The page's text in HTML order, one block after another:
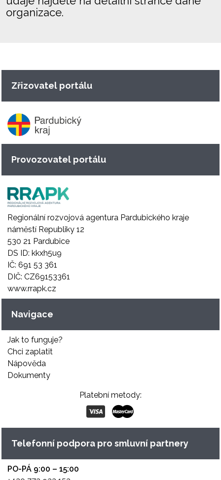
organizace.
Zřizovatel portálu
Provozovatel portálu
Regionální rozvojová agentura Pardubického kraje
náměstí Republiky 12
530 21 Pardubice
DS ID: kkxh5u9
IČ: 691 53 361
DIČ: CZ69153361
www.rrapk.cz
Navigace
Jak to funguje?
Chci zaplatit
Nápověda
Dokumenty
Platební metody:
Telefonní podpora pro smluvní partnery
PO-PÁ 9:00 – 15:00